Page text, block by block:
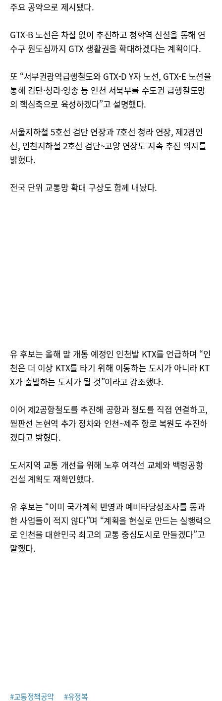
주요 공약으로 제시됐다.
GTX-B 노선은 차질 없이 추진하고 청학역 신설을 통해 연
수구 원도심까지 GTX 생활권을 확대하겠다는 계획이다.
또 “서부권광역급행철도와 GTX-D Y자 노선, GTX-E 노선을
통해 검단·청라·영종 등 인천 서북부를 수도권 급행철도망
의 핵심축으로 육성하겠다”고 설명했다.
서울지하철 5호선 검단 연장과 7호선 청라 연장, 제2경인
선, 인천지하철 2호선 검단~고양 연장도 지속 추진 의지를
밝혔다.
전국 단위 교통망 확대 구상도 함께 내놨다.
유 후보는 올해 말 개통 예정인 인천발 KTX를 언급하며 “인
천은 더 이상 KTX를 타기 위해 이동하는 도시가 아니라 KT
X가 출발하는 도시가 될 것”이라고 강조했다.
이어 제2공항철도를 추진해 공항과 철도를 직접 연결하고,
월판선 논현역 추가 정차와 인천~제주 항로 복원도 추진하
겠다고 밝혔다.
도서지역 교통 개선을 위해 노후 여객선 교체와 백령공항
건설 계획도 재확인했다.
유 후보는 “이미 국가계획 반영과 예비타당성조사를 통과
한 사업들이 적지 않다”며 “계획을 현실로 만드는 실행력으
로 인천을 대한민국 최고의 교통 중심도시로 만들겠다”고
말했다.
#교통정책공약 #유정복